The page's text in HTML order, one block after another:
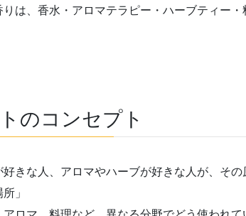
りは、香水・アロマテラピー・ハーブティー
のコンセプト
好きな人、アロマやハーブが好きな人が、そ
」